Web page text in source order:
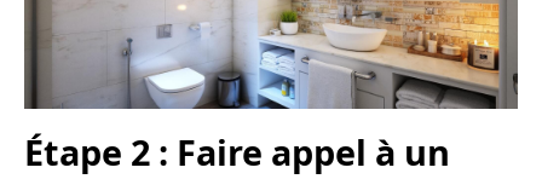
Étape 2 : Faire appel à un